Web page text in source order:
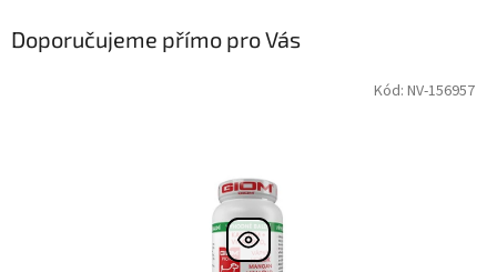
Doporučujeme přímo pro Vás
Kód: NV-156957